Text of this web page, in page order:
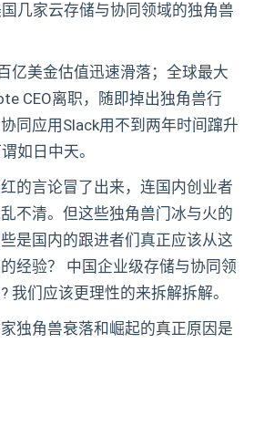
几家云存储与协同领域的独角兽
亿美金估值迅速滑落；全球最大
CEO离职，随即掉出独角兽行
同应用Slack用不到两年时间蹿升
如日中天。
的言论冒了出来，连国内创业者
不清。但这些独角兽门冰与火的
是国内的跟进者们真正应该从这
经验？ 中国企业级存储与协同领
我们应该更理性的来拆解拆解。
独角兽衰落和崛起的真正原因是